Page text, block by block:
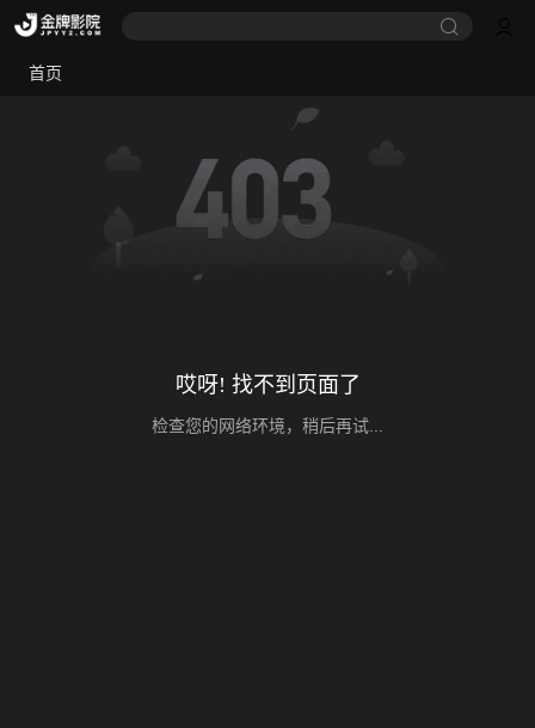
首页
哎呀! 找不到页面了
检查您的网络环境，稍后再试...